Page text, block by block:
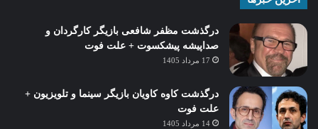
درگذشت مظفر شافعی بازیگر کارگردان و
صداپیشه پیشکسوت + علت فوت
17 مرداد 1405
درگذشت کاوه کاویان بازیگر سینما و تلویزیون +
علت فوت
14 مرداد 1405